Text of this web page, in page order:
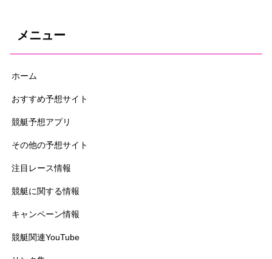
メニュー
ホーム
おすすめ予想サイト
競艇予想アプリ
その他の予想サイト
注目レース情報
競艇に関する情報
キャンペーン情報
競艇関連YouTube